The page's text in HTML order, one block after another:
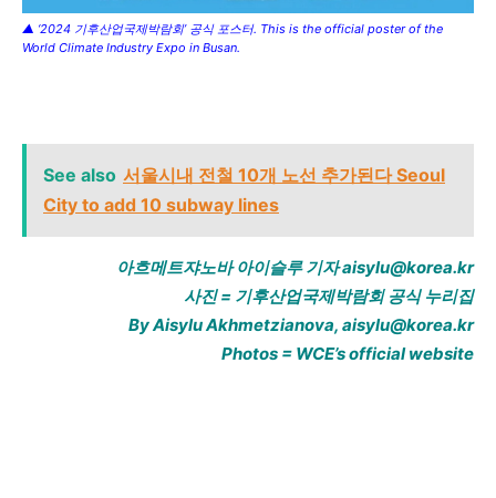
▲ ‘2024 기후산업국제박람회’ 공식 포스터. This is the official poster of the
World Climate Industry Expo in Busan.
See also 서울시내 전철 10개 노선 추가된다 Seoul
City to add 10 subway lines
아흐메트쟈노바 아이슬루 기자 aisylu@korea.kr
사진 = 기후산업국제박람회 공식 누리집
By Aisylu Akhmetzianova, aisylu@korea.kr
Photos = WCE’s official website